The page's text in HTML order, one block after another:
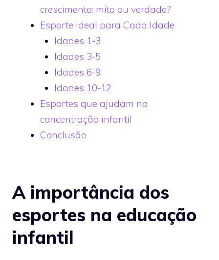
crescimento: mito ou verdade?
Esporte Ideal para Cada Idade
Idades 1-3
Idades 3-5
Idades 6-9
Idades 10-12
Esportes que ajudam na
concentração infantil
Conclusão
A importância dos
esportes na educação
infantil